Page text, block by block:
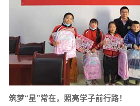
筑梦“星”常在，照亮学子前行路！